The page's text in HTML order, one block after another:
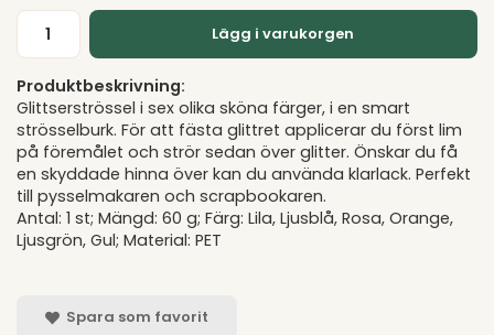
Lägg i varukorgen
Produktbeskrivning:
Glittserströssel i sex olika sköna färger, i en smart
strösselburk. För att fästa glittret applicerar du först lim
på föremålet och strör sedan över glitter. Önskar du få
en skyddade hinna över kan du använda klarlack. Perfekt
till pysselmakaren och scrapbookaren.
Antal: 1 st; Mängd: 60 g; Färg: Lila, Ljusblå, Rosa, Orange,
Ljusgrön, Gul; Material: PET
Spara som favorit